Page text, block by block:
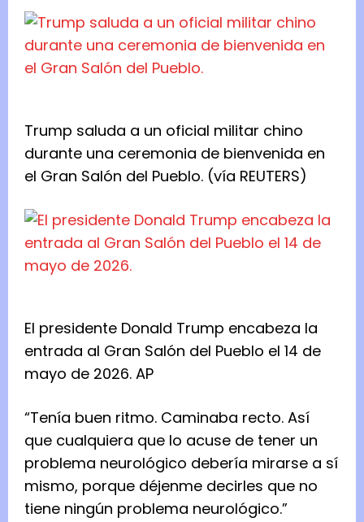
Trump saluda a un oficial militar chino
durante una ceremonia de bienvenida en
el Gran Salón del Pueblo. (vía REUTERS)
El presidente Donald Trump encabeza la
entrada al Gran Salón del Pueblo el 14 de
mayo de 2026. AP
“Tenía buen ritmo. Caminaba recto. Así
que cualquiera que lo acuse de tener un
problema neurológico debería mirarse a sí
mismo, porque déjenme decirles que no
tiene ningún problema neurológico.”